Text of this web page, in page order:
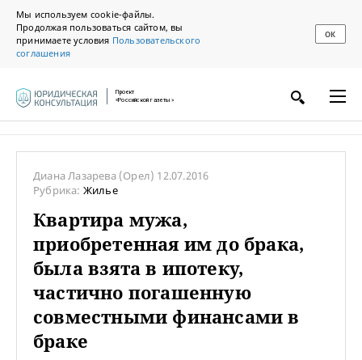
Мы используем cookie-файлы.
Продолжая пользоваться сайтом, вы
принимаете условия Пользовательского
соглашения
ОК
Проект
«Российской газеты»
Диана Лазарева(Орел) 12.07.2016
Рубрика: Жилье
Квартира мужа,
приобретенная им до брака,
была взята в ипотеку,
частично погашенную
совместными финансами в
браке